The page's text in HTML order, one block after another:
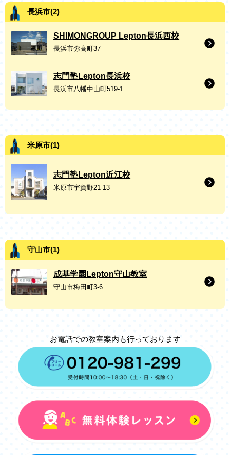
長浜市(2)
SHIMONGROUP Lepton長浜西校
長浜市弥高町37
志門塾Lepton長浜校
長浜市八幡中山町519-1
米原市(1)
志門塾Lepton近江校
米原市宇賀野21-13
守山市(1)
成基学園Lepton守山教室
守山市梅田町3-6
お電話での教室案内も行っております